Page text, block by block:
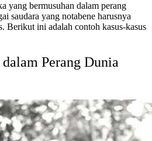
yang bermusuhan dalam perang
saudara yang notabene harusnya
Berikut ini adalah contoh kasus-kasus
Perang Dunia